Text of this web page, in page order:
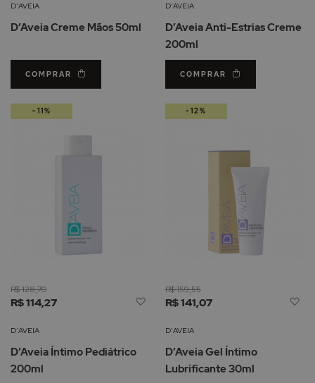
Lista
Desejos
D'AVEIA
D’Aveia Creme Mãos 50ml
COMPRAR
D'AVEIA
D’Aveia Anti-Estrias Creme
200ml
COMPRAR
R$ 114,27
R$ 128,70
Adicionar
Lista
Desejos
D'AVEIA
D’Aveia Íntimo Pediátrico
200ml
-11%
R$ 141,07
R$ 159,55
D'AVEIA
D’Aveia Gel Íntimo
Lubrificante 30ml
-12%